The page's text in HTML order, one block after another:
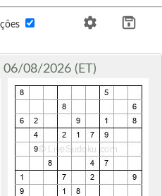
08/2026 (ET)